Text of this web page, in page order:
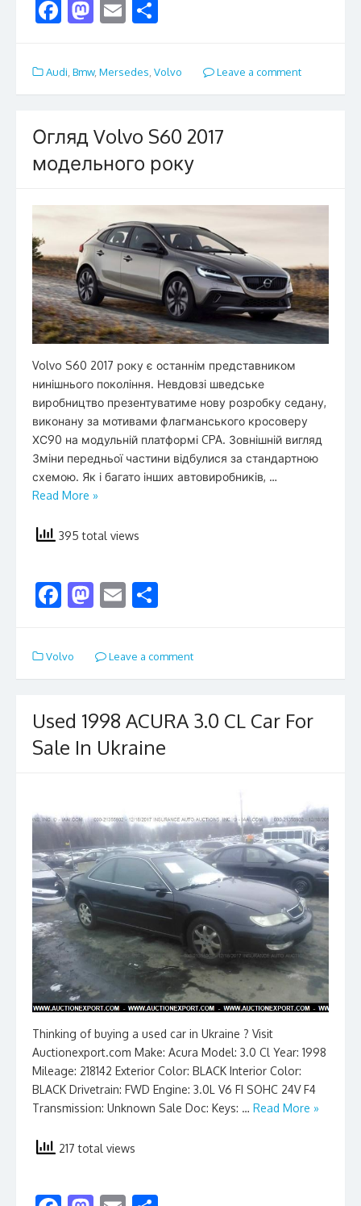
F
e
b
o
k
M
to
d
n
E
ai
l
ar
e
Audi Bmw, Mersedes Volvo Leave a comment
Огляд Volvo S60 2017
модельного року
Volvo S60 2017 року є останнім представником
нинішнього покоління. Невдовзі шведське
виробництво презентуватиме нову розробку седану,
виконану за мотивами флагманського кросоверу
ХС90 на модульній платформі CPA. Зовнішній вигляд
Зміни передньої частини відбулися за стандартною
схемою. Як і багато інших автовиробників, …
Read More »
395 total views
F
e
b
o
k
M
to
d
n
E
ai
l
ar
e
Volvo Leave a comment
Used 1998 ACURA 3.0 CL Car For
Sale In Ukraine
Thinking of buying a used car in Ukraine ? Visit
Auctionexport.com Make: Acura Model: 3.0 Cl Year: 1998
Mileage: 218142 Exterior Color: BLACK Interior Color:
BLACK Drivetrain: FWD Engine: 3.0L V6 FI SOHC 24V F4
Transmission: Unknown Sale Doc: Keys: … Read More »
217 total views